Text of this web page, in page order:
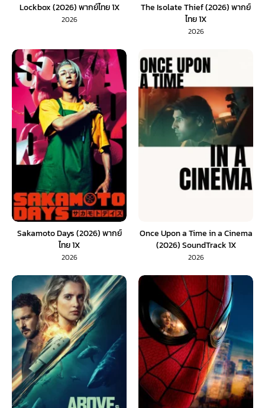
Lockbox (2026) พากย์ไทย 1X
2026
The Isolate Thief (2026) พากย์
ไทย 1X
2026
Sakamoto Days (2026) พากย์
ไทย 1X
2026
Once Upon a Time in a Cinema
(2026) SoundTrack 1X
2026